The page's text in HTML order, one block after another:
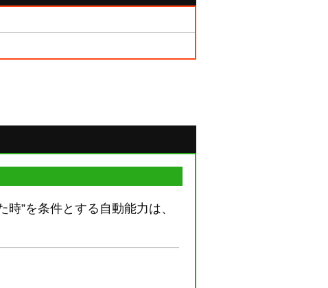
”を条件とする自動能力は、